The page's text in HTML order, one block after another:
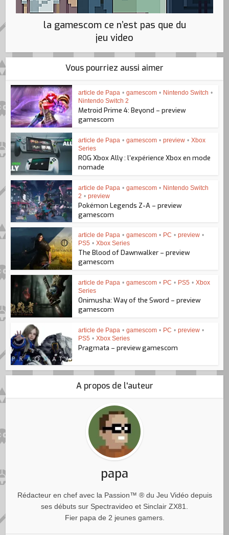
la gamescom ce n’est pas que du
jeu video
Vous pourriez aussi aimer
article de Papa • gamescom • Nintendo Switch •
Nintendo Switch 2
Metroid Prime 4: Beyond – preview
gamescom
article de Papa • gamescom • preview • Xbox
Series
ROG Xbox Ally : l’expérience Xbox en mode
nomade
article de Papa • gamescom • Nintendo Switch
2 • preview
Pokémon Legends Z-A – preview
gamescom
article de Papa • gamescom • PC • preview •
PS5 • Xbox Series
The Blood of Dawnwalker – preview
gamescom
article de Papa • gamescom • PC • PS5 • Xbox
Series
Onimusha: Way of the Sword – preview
gamescom
article de Papa • gamescom • PC • preview •
PS5 • Xbox Series
Pragmata – preview gamescom
A propos de l'auteur
papa
Rédacteur en chef avec la Passion™ ® du Jeu Vidéo depuis
ses débuts sur Spectravideo et Sinclair ZX81.
Fier papa de 2 jeunes gamers.